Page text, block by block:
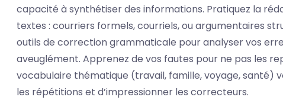
capacité à synthétiser des informations. Pratiquez la
textes : courriers formels, courriels, ou argumentaires
outils de correction grammaticale pour analyser vos
aveuglément. Apprenez de vos fautes pour ne pas les
vocabulaire thématique (travail, famille, voyage, santé)
les répétitions et d’impressionner les correcteurs.